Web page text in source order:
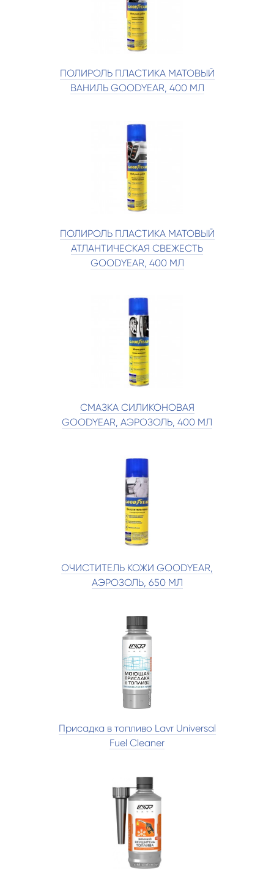
ПОЛИРОЛЬ ПЛАСТИКА МАТОВЫЙ
ВАНИЛЬ GOODYEAR, 400 МЛ
ПОЛИРОЛЬ ПЛАСТИКА МАТОВЫЙ
АТЛАНТИЧЕСКАЯ СВЕЖЕСТЬ
GOODYEAR, 400 МЛ
СМАЗКА СИЛИКОНОВАЯ
GOODYEAR, АЭРОЗОЛЬ, 400 МЛ
ОЧИСТИТЕЛЬ КОЖИ GOODYEAR,
АЭРОЗОЛЬ, 650 МЛ
Присадка в топливо Lavr Universal
Fuel Cleaner